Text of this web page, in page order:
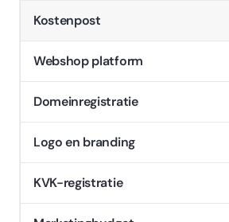
Kostenpost
Webshop platform
Domeinregistratie
Logo en branding
KVK-registratie